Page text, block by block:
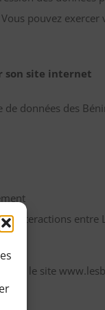
pouvez
son site internet
données des
interactions entre
le site